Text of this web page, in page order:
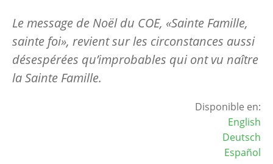
Le message de Noël du COE, «Sainte Famille,
sainte foi», revient sur les circonstances aussi
désespérées qu’improbables qui ont vu naître
la Sainte Famille.
Disponible en:
English
Deutsch
Español